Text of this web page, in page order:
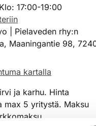
17:00-19:00
| Pielaveden rhy:n
Maaningantie 98,
kartalla
välilehteen)
ja karhu. Hinta
max 5 yritystä. Maksu